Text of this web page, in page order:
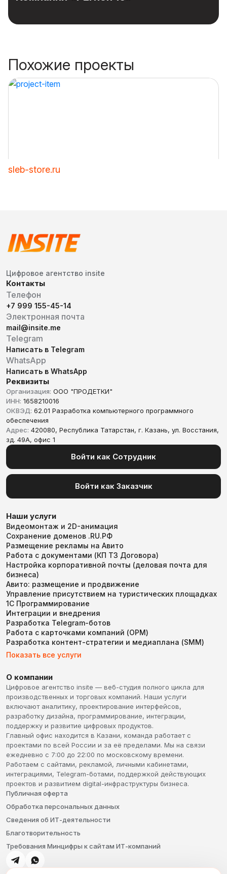
Похожие проекты
sleb-store.ru
Цифровое агентство insite
Контакты
Телефон
+7 999 155-45-14
Электронная почта
mail@insite.me
Telegram
Написать в Telegram
WhatsApp
Написать в WhatsApp
Реквизиты
Организация: ООО "ПРОДЕТКИ"
ИНН: 1658210016
ОКВЭД: 62.01 Разработка компьютерного программного
обеспечения
Адрес: 420080, Республика Татарстан, г. Казань, ул. Восстания,
зд. 49А, офис 1
Войти как Сотрудник
Войти как Заказчик
Наши услуги
Видеомонтаж и 2D-анимация
Сохранение доменов .RU.РФ
Размещение рекламы на Авито
Работа с документами (КП ТЗ Договора)
Настройка корпоративной почты (деловая почта для
бизнеса)
Авито: размещение и продвижение
Управление присутствием на туристических площадках
1С Программирование
Интеграции и внедрения
Разработка Telegram-ботов
Работа с карточками компаний (ОРМ)
Разработка контент-стратегии и медиаплана (SMM)
Показать все услуги
О компании
Цифровое агентство insite — веб-студия полного цикла для
производственных и торговых компаний. Наши услуги
включают аналитику, проектирование интерфейсов,
разработку дизайна, программирование, интеграции,
поддержку и развитие цифровых продуктов.
Главный офис находится в Казани, команда работает с
проектами по всей России и за её пределами. Мы на связи
ежедневно с 7:00 до 22:00 по московскому времени.
Работаем с сайтами, рекламой, личными кабинетами,
интеграциями, Telegram-ботами, поддержкой действующих
проектов и развитием digital-инфраструктуры бизнеса.
Публичная оферта
Обработка персональных данных
Сведения об ИТ-деятельности
Благотворительность
Требования Минцифры к сайтам ИТ-компаний